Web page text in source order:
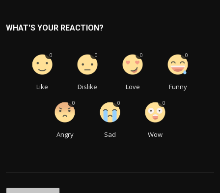
WHAT'S YOUR REACTION?
Like
0
Dislike
0
Love
0
Funny
0
Angry
0
Sad
0
Wow
0